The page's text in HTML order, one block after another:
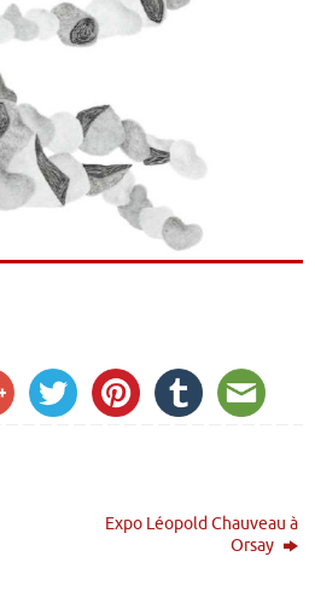
Expo Léopold Chauveau à
Orsay